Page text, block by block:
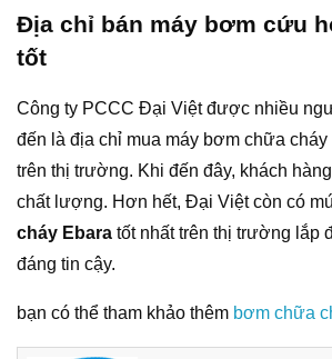
Địa chỉ bán máy bơm cứu
tốt
Công ty PCCC Đại Việt được nhiều
đến là địa chỉ mua máy bơm chữa cháy
trên thị trường. Khi đến đây, khách
chất lượng. Hơn hết, Đại Việt còn có
cháy Ebara tốt nhất trên thị trường lắp
đáng tin cậy.
bạn có thể tham khảo thêm bơm chữa